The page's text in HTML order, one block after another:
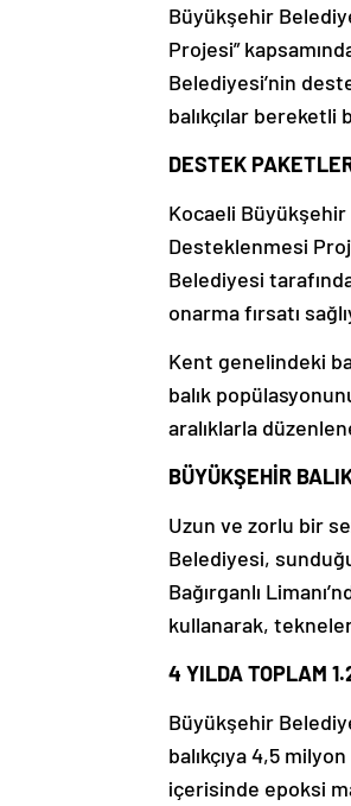
Büyükşehir
Projesi”
Belediyesi’nin
balıkçılar bereketli
DESTEK
Kocaeli Büyükşehir
Desteklenmesi
Belediyesi
onarma fırsatı
Kent genelindeki
balık
aralıklarla
BÜYÜKŞEHİR
Uzun ve zorlu bir
Belediyesi,
Bağırganlı
kullanarak,
4 YILDA TOPLAM
Büyükşehir
balıkçıya 4,5
içerisinde epoksi